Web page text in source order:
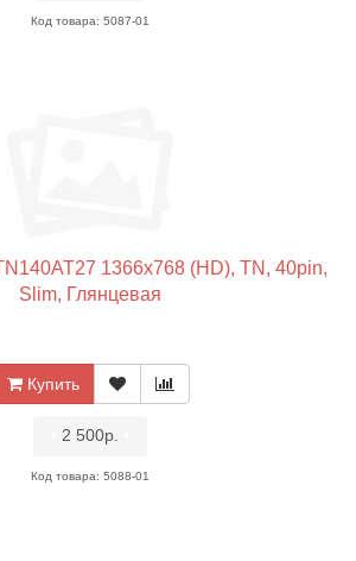
Код товара: 5087-01
1366x768 (HD), TN, 40pin,
Slim, Глянцевая
Купить
2 500р.
Код товара: 5088-01